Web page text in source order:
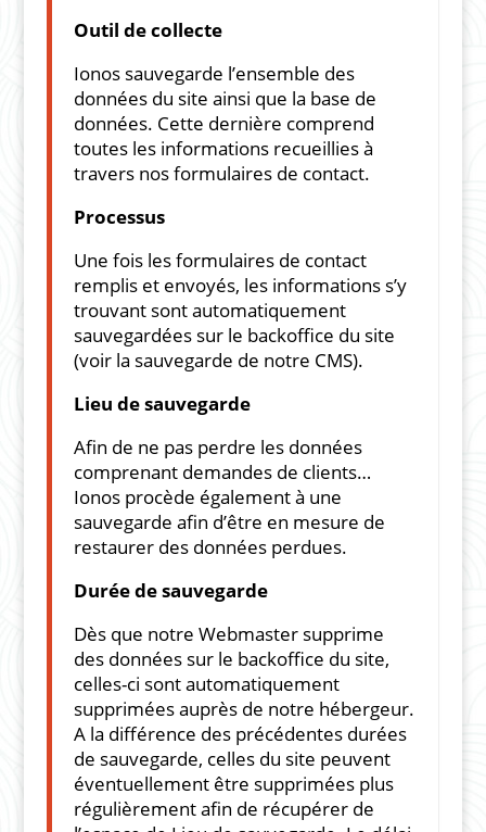
Outil de collecte
Ionos sauvegarde l’ensemble des
données du site ainsi que la base de
données. Cette dernière comprend
toutes les informations recueillies à
travers nos formulaires de contact.
Processus
Une fois les formulaires de contact
remplis et envoyés, les informations s’y
trouvant sont automatiquement
sauvegardées sur le backoffice du site
(voir la sauvegarde de notre CMS).
Lieu de sauvegarde
Afin de ne pas perdre les données
comprenant demandes de clients…
Ionos procède également à une
sauvegarde afin d’être en mesure de
restaurer des données perdues.
Durée de sauvegarde
Dès que notre Webmaster supprime
des données sur le backoffice du site,
celles-ci sont automatiquement
supprimées auprès de notre hébergeur.
A la différence des précédentes durées
de sauvegarde, celles du site peuvent
éventuellement être supprimées plus
régulièrement afin de récupérer de